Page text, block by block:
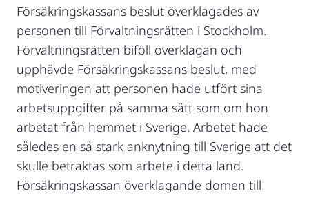
Försäkringskassans beslut överklagades av
personen till Förvaltningsrätten i Stockholm.
Förvaltningsrätten biföll överklagan och
upphävde Försäkringskassans beslut, med
motiveringen att personen hade utfört sina
arbetsuppgifter på samma sätt som om hon
arbetat från hemmet i Sverige. Arbetet hade
således en så stark anknytning till Sverige att det
skulle betraktas som arbete i detta land.
Försäkringskassan överklagande domen till